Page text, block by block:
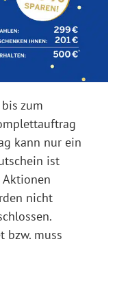
zum
kann nur ein
ist
nicht
bzw. muss